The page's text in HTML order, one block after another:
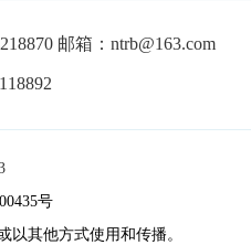
邮箱：ntrb@163.com
号
其他方式使用和传播。